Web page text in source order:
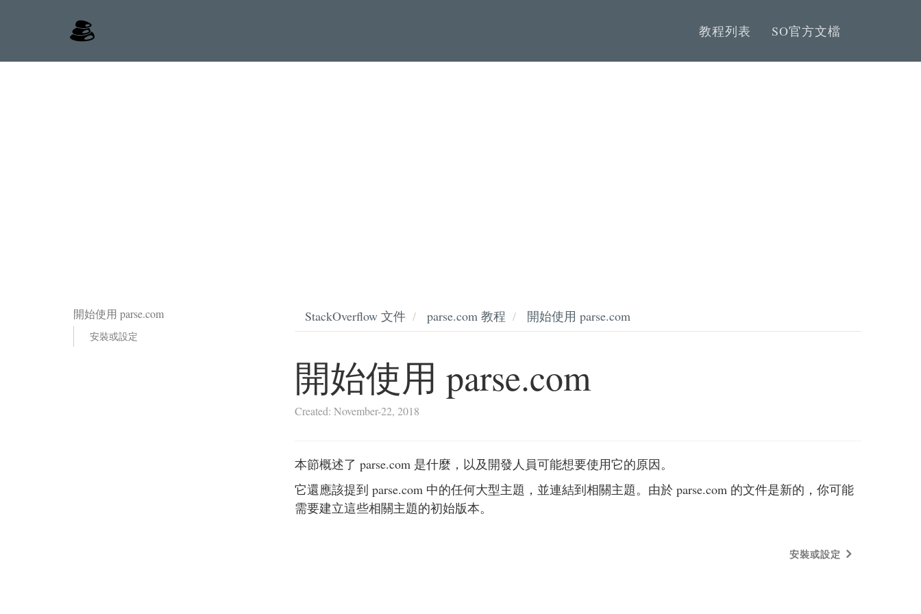
教程列表 SO官方文檔
開始使用 parse.com
安裝或設定
StackOverflow 文件 parse.com 教程 開始使用 parse.com
開始使用 parse.com
Created: November-22, 2018
本節概述了 parse.com 是什麼，以及開發人員可能想要使用它的原因。
它還應該提到 parse.com 中的任何大型主題，並連結到相關主題。由於 parse.com 的文件是新的，你可能
需要建立這些相關主題的初始版本。
安裝或設定